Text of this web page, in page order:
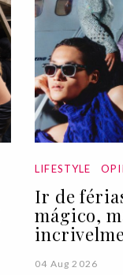
LIFESTYLE
Ir de
mágico,
04 Aug 2026